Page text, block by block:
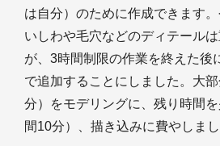
は自分）のために作成できます
いしわや毛穴などのディテール
が、3時間制限の作業を終えた後
で追加することにしました。大
分）をモデリングに、残り時間
間10分）、描き込みに費やしまし